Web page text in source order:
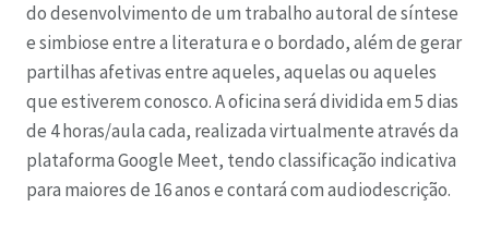
do desenvolvimento de um trabalho autoral de síntese
e simbiose entre a literatura e o bordado, além de gerar
partilhas afetivas entre aqueles, aquelas ou aqueles
que estiverem conosco. A oficina será dividida em 5 dias
de 4 horas/aula cada, realizada virtualmente através da
plataforma Google Meet, tendo classificação indicativa
para maiores de 16 anos e contará com audiodescrição.